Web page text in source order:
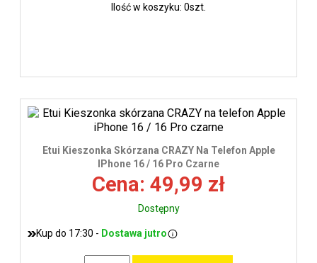
Ilość w koszyku: 0szt.
Etui Kieszonka Skórzana CRAZY Na Telefon Apple
IPhone 16 / 16 Pro Czarne
Cena: 49,99 zł
Dostępny
Kup do 17:30 - Dostawa jutro